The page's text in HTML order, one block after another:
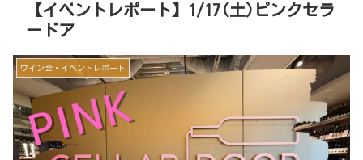
【イベントレポート】1/17(土)ピンクセラ
ードア
ワイン会・イベントレポート